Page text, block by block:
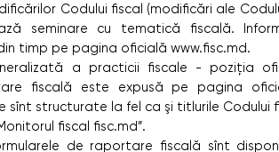
Codului ﬁscal (modiﬁcări ale
seminare cu tematică ﬁscală.
timp pe pagina oﬁcială www.ﬁsc.md.
a practicii ﬁscale - poziţia
ﬁscală este expusă pe pagina
sînt structurate la fel ca şi titlurile Codului
ﬁscal ﬁsc.md”.
de raportare ﬁscală sînt